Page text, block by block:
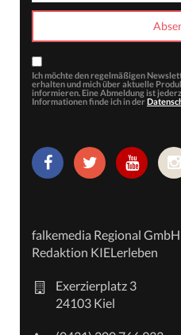
Ich möchte den regelmäßigen
erhalten und mich über aktuelle
informieren. Eine Abmeldung ist
Informationen finde ich in der
falkemedia Regional GmbH
Redaktion KIELerleben
Exerzierplatz 3
24103 Kiel